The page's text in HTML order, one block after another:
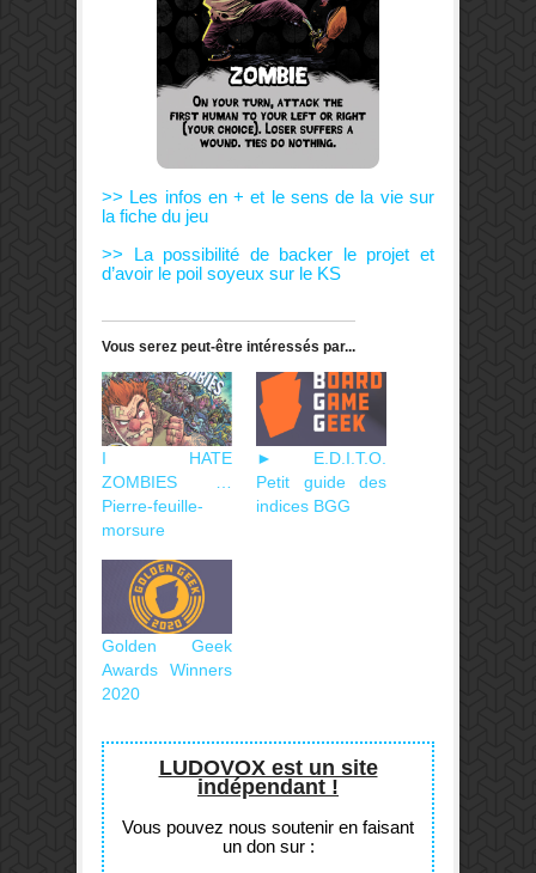
>> Les infos en + et le sens de la vie sur
la fiche du jeu
>> La possibilité de backer le projet et
d’avoir le poil soyeux sur le KS
Vous serez peut-être intéressés par...
I HATE
ZOMBIES …
Pierre-feuille-
morsure
► E.D.I.T.O.
Petit guide des
indices BGG
Golden Geek
Awards Winners
2020
LUDOVOX est un site
indépendant !
Vous pouvez nous soutenir en faisant
un don sur :